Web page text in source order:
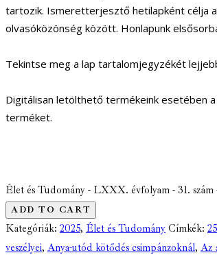
tartozik. Ismeretterjesztő hetilapként célja
olvasóközönség között. Honlapunk
Tekintse meg a lap tartalomjegyzékét
Digitálisan letölthető termékeink esetében
terméket.
Élet és Tudomány - LXXX. évfolyam - 31. szám
ADD TO CART
Kategóriák: 2025, Élet és Tudomány Címkék:
veszélyei, Anya-utód kötődés csimpánzoknál, Az